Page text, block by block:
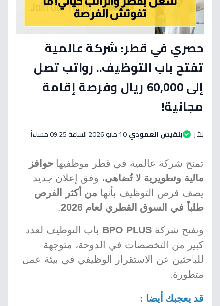
حصري في قطر: شركة عالمية
تفتح باب التوظيف.. رواتب تصل
إلى 60,000 ريال وفرصة إقامة
مجانية!
نشر: بلقيس العمودي10 مايو 2026 الساعة 09:25 مساءاً
تمنح شركة عالمية في قطر موظفيها حوافز
مالية وتطويرية لا تُضاهى، وفق إعلان جديد
يصف فرص التوظيف بأنها من أكثر الفرص
طلباً في السوق القطري لعام 2026
.
وتفتح شركة BPO PLUS باب التوظيف لعدد
كبير من التخصصات في الدوحة، متوجهة
للباحثين عن الاستقرار الوظيفي في بيئة عمل
متطورة.
قد يعجبك أيضا :